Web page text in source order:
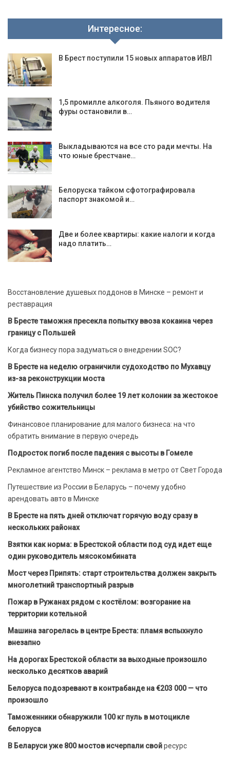
Интересное:
В Брест поступили 15 новых аппаратов ИВЛ
1,5 промилле алкоголя. Пьяного водителя
фуры остановили в…
Выкладываются на все сто ради мечты. На
что юные брестчане…
Белоруска тайком сфотографировала
паспорт знакомой и…
Две и более квартиры: какие налоги и когда
надо платить…
Восстановление душевых поддонов в Минске – ремонт и
реставрация
В Бресте таможня пресекла попытку ввоза кокаина через
границу с Польшей
Когда бизнесу пора задуматься о внедрении SOC?
В Бресте на неделю ограничили судоходство по Мухавцу
из-за реконструкции моста
Житель Пинска получил более 19 лет колонии за жестокое
убийство сожительницы
Финансовое планирование для малого бизнеса: на что
обратить внимание в первую очередь
Подросток погиб после падения с высоты в Гомеле
Рекламное агентство Минск – реклама в метро от Свет Города
Путешествие из России в Беларусь – почему удобно
арендовать авто в Минске
В Бресте на пять дней отключат горячую воду сразу в
нескольких районах
Взятки как норма: в Брестской области под суд идет еще
один руководитель мясокомбината
Мост через Припять: старт строительства должен закрыть
многолетний транспортный разрыв
Пожар в Ружанах рядом с костёлом: возгорание на
территории котельной
Машина загорелась в центре Бреста: пламя вспыхнуло
внезапно
На дорогах Брестской области за выходные произошло
несколько десятков аварий
Белоруса подозревают в контрабанде на €203 000 — что
произошло
Таможенники обнаружили 100 кг пуль в мотоцикле
белоруса
В Беларуси уже 800 мостов исчерпали свойресурс